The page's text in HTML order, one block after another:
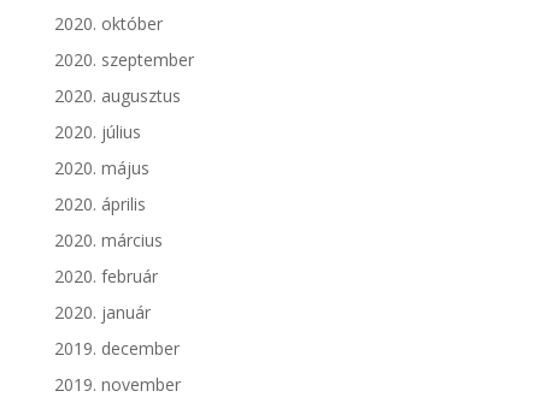
2020. október
2020. szeptember
2020. augusztus
2020. július
2020. május
2020. április
2020. március
2020. február
2020. január
2019. december
2019. november